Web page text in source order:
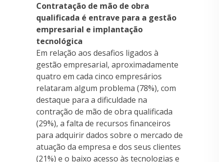
Contratação de mão de obra
qualificada é entrave para a gestão
empresarial e implantação
tecnológica
Em relação aos desafios ligados à
gestão empresarial, aproximadamente
quatro em cada cinco empresários
relataram algum problema (78%), com
destaque para a dificuldade na
contração de mão de obra qualificada
(29%), a falta de recursos financeiros
para adquirir dados sobre o mercado de
atuação da empresa e dos seus clientes
(21%) e o baixo acesso às tecnologias e